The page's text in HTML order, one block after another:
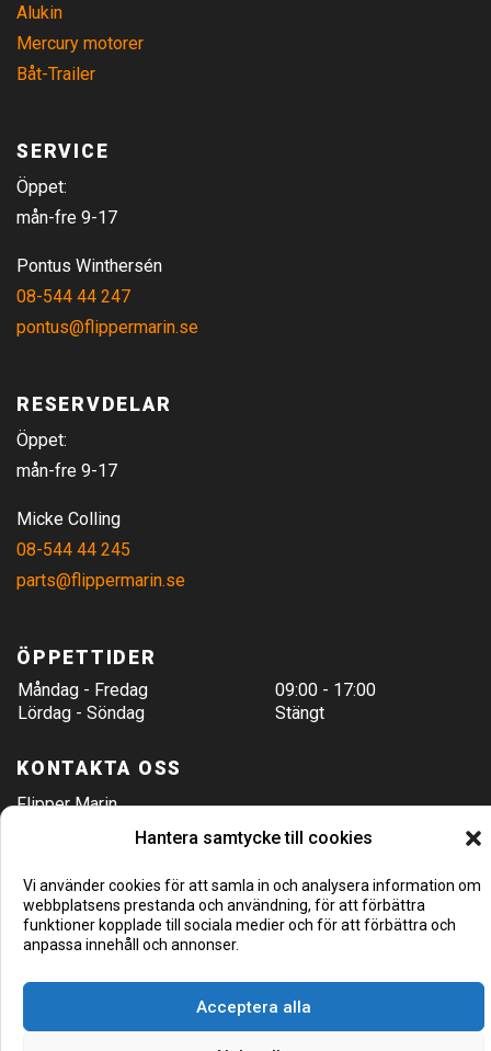
Hantera samtycke till cookies
Vi använder cookies för att samla in och analysera information om
webbplatsens prestanda och användning, för att förbättra
funktioner kopplade till sociala medier och för att förbättra och
anpassa innehåll och annonser.
Acceptera alla
Alukin
Mercury motorer
Båt-Trailer
SERVICE
Öppet:
mån-fre 9-17
Pontus Winthersén
08-544 44 247
pontus@flippermarin.se
RESERVDELAR
Öppet:
mån-fre 9-17
Micke Colling
08-544 44 245
parts@flippermarin.se
ÖPPETTIDER
Måndag - Fredag
09:00 - 17:00
Lördag - Söndag
Stängt
KONTAKTA OSS
Flipper Marin
08-544 44 240
Hitta hit